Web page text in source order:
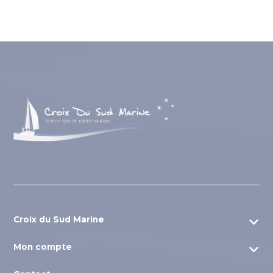
Croix du Sud Marine
Nos sites amis
Mon compte